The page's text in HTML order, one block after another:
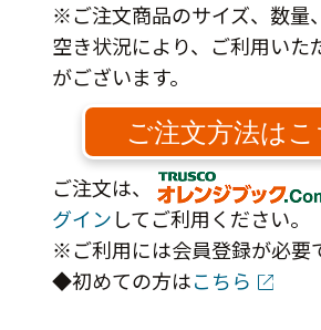
※ご注文商品のサイズ、数量
空き状況により、ご利用いた
がございます。
ご注文方法はこ
ご注文は、
グイン してご利用ください。
※ご利用には会員登録が必要
◆初めての方はこちら